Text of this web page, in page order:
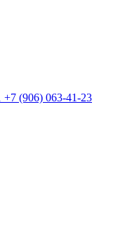
+7 (906) 063-41-23